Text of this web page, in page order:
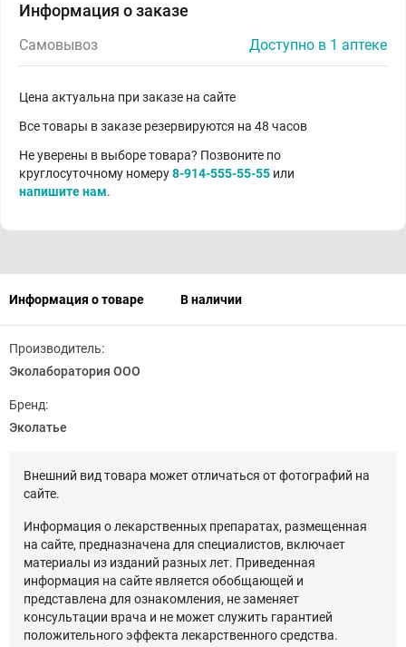
Информация о заказе
Самовывоз Доступно в 1 аптеке
Цена актуальна при заказе на сайте
Все товары в заказе резервируются на 48 часов
Не уверены в выборе товара? Позвоните по
круглосуточному номеру8-914-555-55-55 или
напишите нам.
Информация о товаре В наличии
Производитель:
Эколаборатория ООО
Бренд:
Эколатье
Внешний вид товара может отличаться от фотографий на
сайте.
Информация о лекарственных препаратах, размещенная
на сайте, предназначена для специалистов, включает
материалы из изданий разных лет. Приведенная
информация на сайте является обобщающей и
представлена для ознакомления, не заменяет
консультации врача и не может служить гарантией
положительного эффекта лекарственного средства.